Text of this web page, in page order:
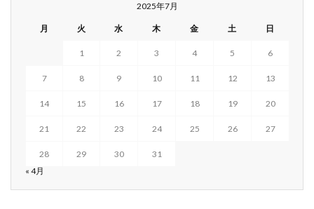
2025年7月
月 火 水 木 金 土 日
1 2 3 4 5 6
7 8 9 10 11 12 13
14 15 16 17 18 19 20
21 22 23 24 25 26 27
28 29 30
31
« 4月